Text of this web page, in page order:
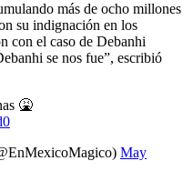
más de ocho millones
su indignación en los
con el caso de Debanhi
se nos fue”, escribió
🤮
May